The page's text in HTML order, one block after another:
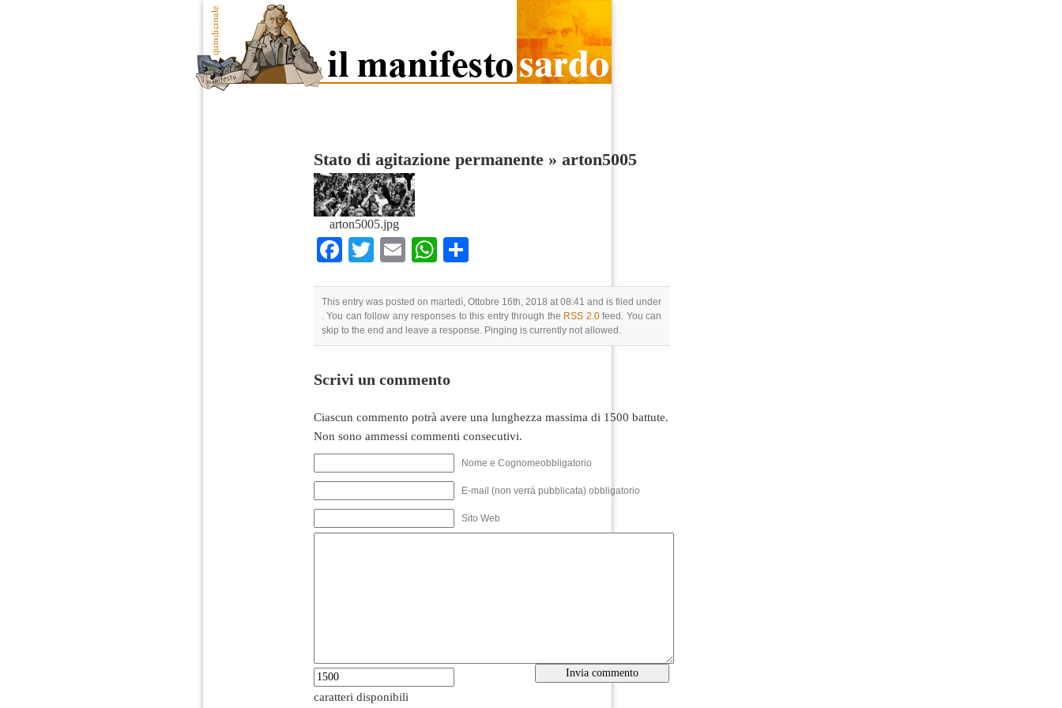
Stato di agitazione permanente » arton5005
arton5005.jpg
Facebook
TwitterEmailWhatsApp
This entry was posted on martedì, Ottobre 16th, 2018 at 08:41 and is filed under
. You can follow any responses to this entry through the RSS 2.0feed. You can
skip to the end and leave a response. Pinging is currently not allowed.
Scrivi un commento
Ciascun commento potrà avere una lunghezza massima di 1500 battute.
Non sono ammessi commenti consecutivi.
Nome e Cognomeobbligatorio
E-mail (non verrà pubblicata) obbligatorio
Sito Web
caratteri disponibili